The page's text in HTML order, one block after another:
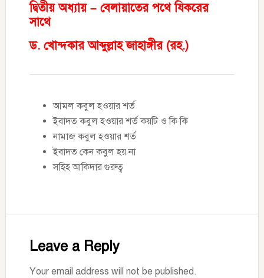
দ্বিতীয় অধ্যায় – বেলায়াতের পথে যিকরের
সাথে
ড. খোন্দকার আব্দুল্লাহ জাহাঙ্গীর (রহ.)
আমল কবুল হওয়ার শর্ত
ইবাদত কবুল হওয়ার শর্ত কয়টি ও কি কি
নামাজ কবুল হওয়ার শর্ত
ইবাদত কেন কবুল হয় না
সহিহ আকিদার গুরুত্ব
Interactions
Leave a Reply
Your email address will not be published.